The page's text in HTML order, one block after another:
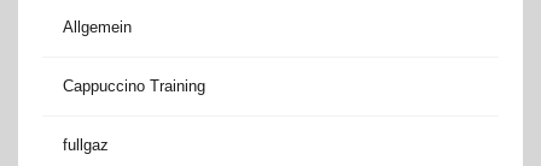
Allgemein
Cappuccino Training
fullgaz